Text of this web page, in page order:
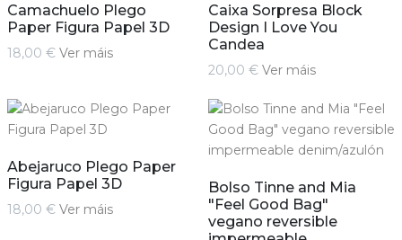
Camachuelo Plego
Paper Figura Papel 3D
18,00 € Ver máis
Caixa Sorpresa Block
Design I Love You
Candea
20,00 € Ver máis
Abejaruco Plego Paper
Figura Papel 3D
18,00 € Ver máis
Bolso Tinne and Mia
"Feel Good Bag"
vegano reversible